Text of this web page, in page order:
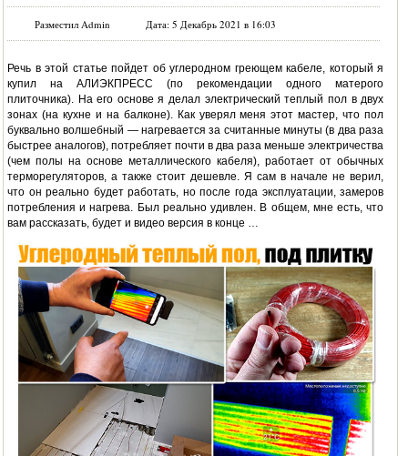
Разместил Admin Дата: 5 Декабрь 2021 в 16:03
Речь в этой статье пойдет об углеродном греющем кабеле, который я
купил на АЛИЭКПРЕСС (по рекомендации одного матерого
плиточника). На его основе я делал электрический теплый пол в двух
зонах (на кухне и на балконе). Как уверял меня этот мастер, что пол
буквально волшебный — нагревается за считанные минуты (в два раза
быстрее аналогов), потребляет почти в два раза меньше электричества
(чем полы на основе металлического кабеля), работает от обычных
терморегуляторов, а также стоит дешевле. Я сам в начале не верил,
что он реально будет работать, но после года эксплуатации, замеров
потребления и нагрева. Был реально удивлен. В общем, мне есть, что
вам рассказать, будет и видео версия в конце …